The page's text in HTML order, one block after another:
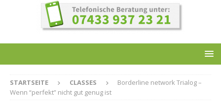
STARTSEITE CLASSES
Borderline network Trialog –
Wenn “perfekt” nicht gut genug ist